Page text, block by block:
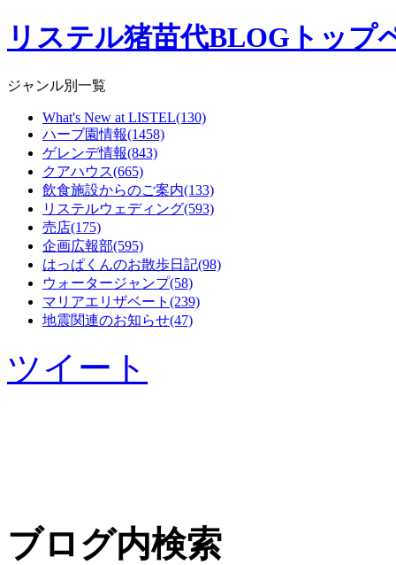
リステル猪苗代BLOGトップ
ジャンル別一覧
What's New at LISTEL(130)
ハーブ園情報(1458)
ゲレンデ情報(843)
クアハウス(665)
飲食施設からのご案内(133)
リステルウェディング(593)
売店(175)
企画広報部(595)
はっぱくんのお散歩日記(98)
ウォータージャンプ(58)
マリアエリザベート(239)
地震関連のお知らせ(47)
ツイート
ブログ内検索